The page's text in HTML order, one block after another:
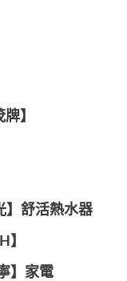
】
】舒活熱水器️️
】
】家電